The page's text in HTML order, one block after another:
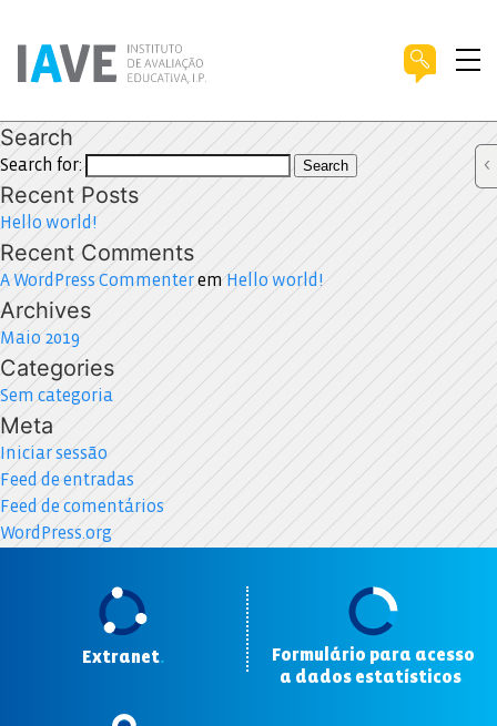
Search
Search for: Search
Recent Posts
Hello world!
Recent Comments
A WordPress Commenterem Hello world!
Archives
Maio 2019
Categories
Sem categoria
Meta
Iniciar sessão
Feed de entradas
Feed de comentários
WordPress.org
Extranet.
Formulário para acesso
a dados estatísticos